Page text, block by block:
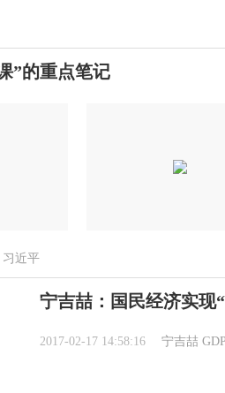
”的重点笔记
习近平
宁吉喆：国民经济实现
2017-02-17 14:58:16 宁吉喆 GDP